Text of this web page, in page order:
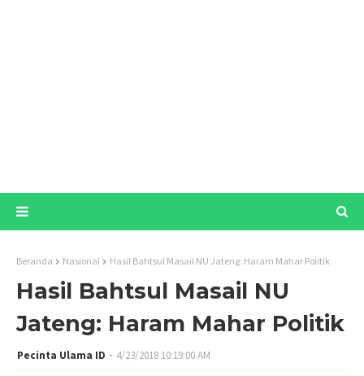
Beranda Nasional Hasil Bahtsul Masail NU Jateng: Haram Mahar Politik
Hasil Bahtsul Masail NU
Jateng: Haram Mahar Politik
Pecinta Ulama ID 4/23/2018 10:19:00 AM